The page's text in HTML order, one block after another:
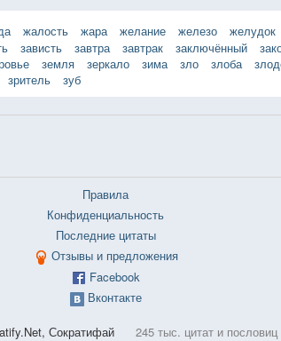
жалость жара желание железо желудок
зависть завтра завтрак заключённый
земля зеркало зима зло злоба
зритель зуб
Правила
Конфиденциальность
Последние цитаты
Отзывы и предложения
Facebook
Вконтакте
Сократифай 245 тыс. цитат и пословиц